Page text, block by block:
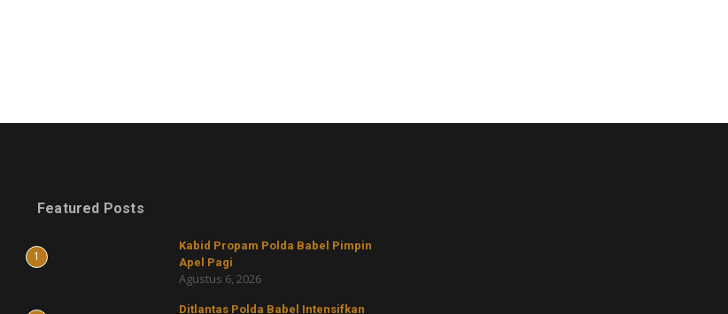
Featured Posts
1
Kabid Propam Polda Babel Pimpin
Apel Pagi
Agustus 6, 2026
Ditlantas Polda Babel Intensifkan